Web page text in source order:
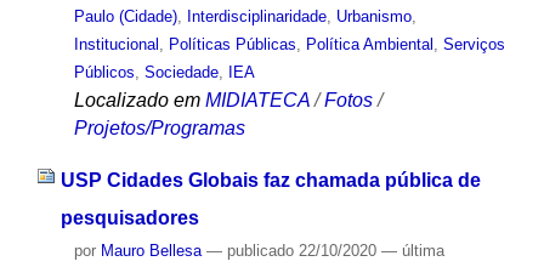
Paulo (Cidade), Interdisciplinaridade, Urbanismo,
Institucional , Políticas Públicas, Política Ambiental , Serviços
Públicos, Sociedade, IEA
Localizado em MIDIATECA /Fotos /
Projetos/Programas
USP Cidades Globais faz chamada pública de
pesquisadores
por Mauro Bellesa — publicado22/10/2020 — última